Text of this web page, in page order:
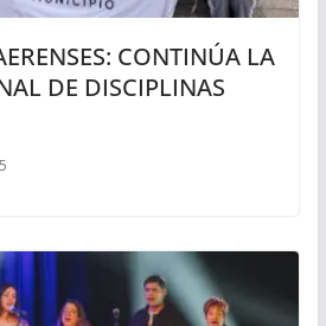
CONTINÚA LA
DE DISCIPLINAS